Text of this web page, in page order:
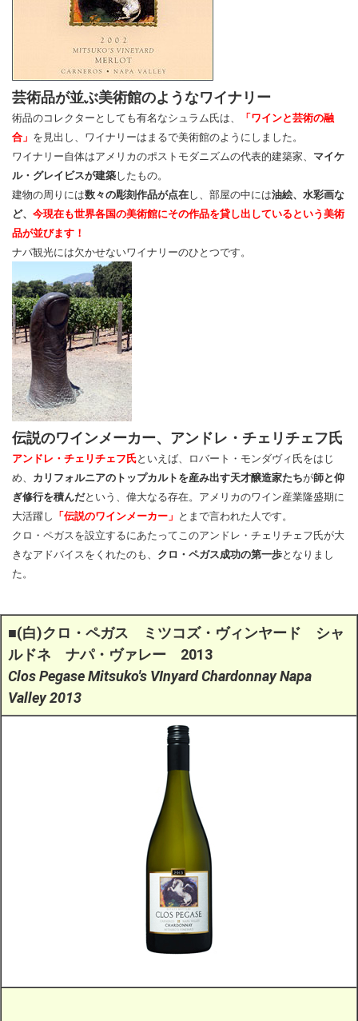
芸術品が並ぶ美術館のようなワイナリー
術品のコレクターとしても有名なシュラム氏は、
「ワインと芸術の融
合」 を見出し、ワイナリーはまるで美術館のようにしました。
ワイナリー自体はアメリカのポストモダニズムの代表的建築家、 マイケ
ル・グレイビスが建築したもの。
建物の周りには数々の彫刻作品が点在し、部屋の中には油絵、水彩画な
ど、 今現在も世界各国の美術館にその作品を貸し出しているという美術
品が並びます！
ナパ観光には欠かせないワイナリーのひとつです。
伝説のワインメーカー、アンドレ・チェリチェフ氏
アンドレ・チェリチェフ氏といえば、ロバート・モンダヴィ氏をはじ
め、 カリフォルニアのトップカルトを産み出す天才醸造家たちが師と仰
ぎ修行を積んだという、偉大なる存在。アメリカのワイン産業隆盛期に
大活躍し 「伝説のワインメーカー」 とまで言われた人です。
クロ・ペガスを設立するにあたってこのアンドレ・チェリチェフ氏が大
きなアドバイスをくれたのも、 クロ・ペガス成功の第一歩となりまし
た。
■(白)クロ・ペガス
ミツコズ・ヴィンヤード シャ
ルドネ ナパ・ヴァレー 2013
Clos Pegase Mitsuko's VInyard Chardonnay Napa
Valley 2013